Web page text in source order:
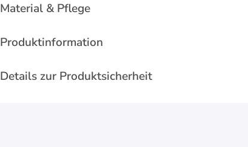
Material & Pflege
Produktinformation
Details zur Produktsicherheit